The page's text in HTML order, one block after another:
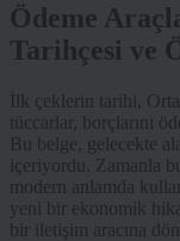
Ödeme
Tarihçesi ve
İlk çeklerin tarihi,
tüccarlar, borçlarını
Bu belge, gelecekte
içeriyordu. Zamanla
modern anlamda
yeni bir ekonomik
bir iletişim aracına